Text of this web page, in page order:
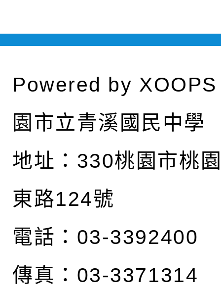
Powered by XOOPS
園市立青溪國民中學
地址： 330桃園市桃
東路124號
電話：03-3392400
傳真：03-3371314